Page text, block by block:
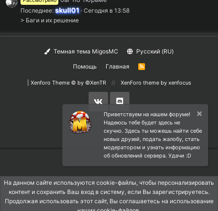
Последнее:skull01 Сегодня в 13:58
> Баги и их решение
Темная тема MigosMC Русский (RU)
Помощь Главная
R
Xenforo Theme© by ©XenTR XenForo themeby xenfocus
Приветствуем на нашем форуме!
Надеюсь тебе будет здесь не
скучно. Здесь ты можешь найти себе
новых друзей, подать жалобу, стать
модератором и узнать информацию
об обновлений сервера. Удачи :D
На данном сайте используются cookie-файлы, чтобы персонализировать
контент и сохранить Ваш вход в систему, если Вы зарегистрируетесь.
Продолжая использовать этот сайт, Вы соглашаетесь на использование